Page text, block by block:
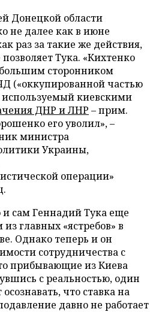
Донецкой области
не далее как в июне
раз за такие же действия,
Тука. «Кихтенко
сторонником
(«оккупированной частью
используемый киевскими
ДНР и ЛНР – прим.
его уволил», –
министра
Украины,
операции»
сам Геннадий Тука еще
главных «ястребов» в
Однако теперь и он
сотрудничества с
прибывающие из Киева
с реальностью, один
что ставка на
давно не работает